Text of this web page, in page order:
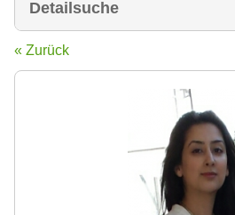
Detailsuche
« Zurück